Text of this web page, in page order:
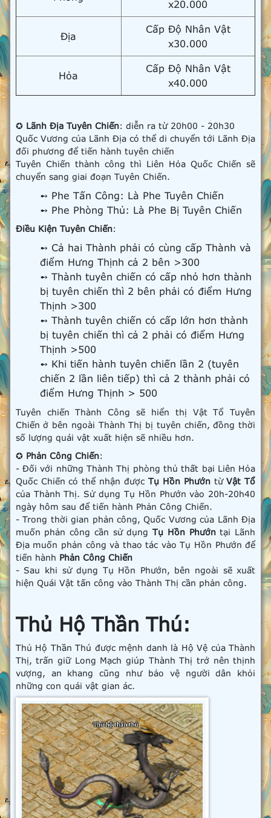
x20.000
Địa
Cấp Độ Nhân Vật
x30.000
Hỏa
Cấp Độ Nhân Vật
x40.000
✪ Lãnh Địa Tuyên Chiến: diễn ra từ 20h00 - 20h30
Quốc Vương của Lãnh Địa có thể di chuyển tới Lãnh Địa
đối phương để tiến hành tuyên chiến
Tuyên Chiến thành công thì Liên Hỏa Quốc Chiến sẽ
chuyển sang giai đoạn Tuyên Chiến.
➻ Phe Tấn Công: Là Phe Tuyên Chiến
➻ Phe Phòng Thủ: Là Phe Bị Tuyên Chiến
Điều Kiện Tuyên Chiến:
➻ Cả hai Thành phải có cùng cấp Thành và
điểm Hưng Thịnh cả 2 bên >300
➻ Thành tuyên chiến có cấp nhỏ hơn thành
bị tuyên chiến thì 2 bên phải có điểm Hưng
Thịnh >300
➻ Thành tuyên chiến có cấp lớn hơn thành
bị tuyên chiến thì cả 2 phải có điểm Hưng
Thịnh >500
➻ Khi tiến hành tuyên chiến lần 2 (tuyên
chiến 2 lần liên tiếp) thì cả 2 thành phải có
điểm Hưng Thịnh > 500
Tuyên chiến Thành Công sẽ hiển thị Vật Tổ Tuyên
Chiến ở bên ngoài Thành Thị bị tuyên chiến, đồng thời
số lượng quái vật xuất hiện sẽ nhiều hơn.
✪ Phản Công Chiến:
- Đối với những Thành Thị phòng thủ thất bại Liên Hỏa
Quốc Chiến có thể nhận được Tụ Hồn PhướntừVật Tổ
của Thành Thị. Sử dụng Tụ Hồn Phướn vào 20h-20h40
ngày hôm sau để tiến hành Phản Công Chiến.
- Trong thời gian phản công, Quốc Vương của Lãnh Địa
muốn phản công cần sử dụngTụ Hồn Phướntại Lãnh
Địa muốn phản công và thao tác vào Tụ Hồn Phướn để
tiến hành Phản Công Chiến
- Sau khi sử dụng Tụ Hồn Phướn, bên ngoài sẽ xuất
hiện Quái Vật tấn công vào Thành Thị cần phản công.
Thủ Hộ Thần Thú:
Thủ Hộ Thần Thú được mệnh danh là Hộ Vệ của Thành
Thị, trấn giữ Long Mạch giúp Thành Thị trở nên thịnh
vượng, an khang cũng như bảo vệ người dân khỏi
những con quái vật gian ác.